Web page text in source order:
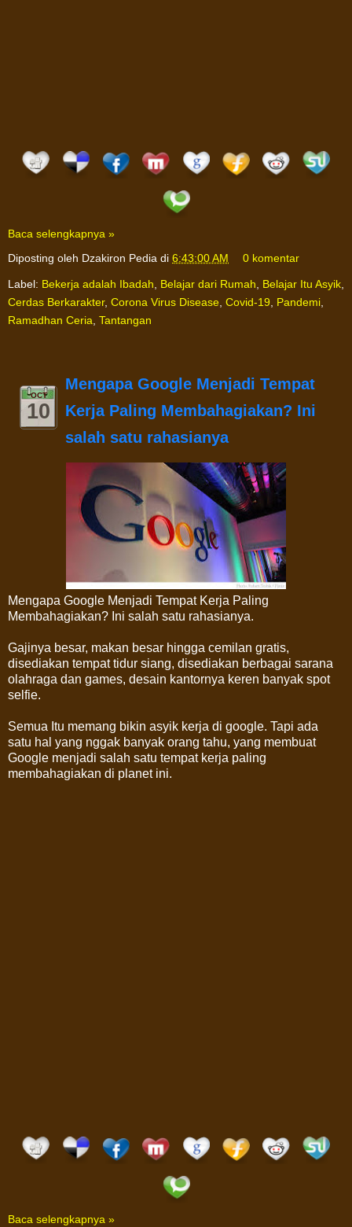
Baca selengkapnya »
Diposting oleh Dzakiron Pedia di 6:43:00 AM 0 komentar
Label: Bekerja adalah Ibadah, Belajar dari Rumah, Belajar Itu Asyik,
Cerdas Berkarakter, Corona Virus Disease, Covid-19, Pandemi,
Ramadhan Ceria, Tantangan
OCT
10
Mengapa Google Menjadi Tempat
Kerja Paling Membahagiakan? Ini
salah satu rahasianya
Mengapa Google Menjadi Tempat Kerja Paling
Membahagiakan? Ini salah satu rahasianya.
Gajinya besar, makan besar hingga cemilan gratis,
disediakan tempat tidur siang, disediakan berbagai sarana
olahraga dan games, desain kantornya keren banyak spot
selfie.
Semua Itu memang bikin asyik kerja di google. Tapi ada
satu hal yang nggak banyak orang tahu, yang membuat
Google menjadi salah satu tempat kerja paling
membahagiakan di planet ini.
Baca selengkapnya »